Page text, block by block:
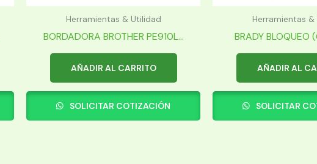
Herramientas & Utilidad
BORDADORA BROTHER PE910L...
AÑADIR AL CARRITO
SOLICITAR COTIZACIÓN
Herramientas
BRADY BLOQUEO
AÑADIR AL
SOLICITAR